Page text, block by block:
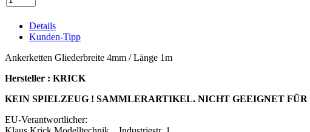
Details
Kunden-Tipp
Ankerketten Gliederbreite 4mm / Länge 1m
Hersteller : KRICK
KEIN SPIELZEUG ! SAMMLERARTIKEL. NICHT GEEIGNET
EU-Verantwortlicher: